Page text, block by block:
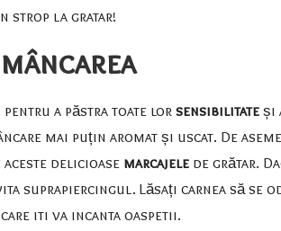
strop la gratar!
pentru a păstra toate lor sensibilitate și
mai puțin aromat și uscat. De
aceste delicioase marcajele de grătar.
Lăsați carnea să se
iti va incanta oaspetii.